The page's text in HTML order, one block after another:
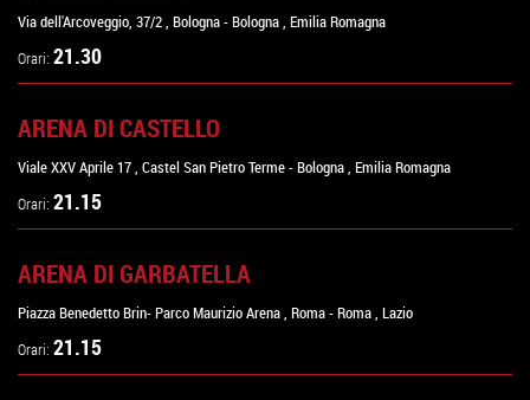
Via dell'Arcoveggio, 37/2, Bologna-Bologna, Emilia Romagna
Orari: 21.30
ARENA DI CASTELLO
Viale XXV Aprile 17, Castel San Pietro Terme-Bologna, Emilia Romagna
Orari: 21.15
ARENA DI GARBATELLA
Piazza Benedetto Brin- Parco Maurizio Arena, Roma-Roma, Lazio
Orari: 21.15